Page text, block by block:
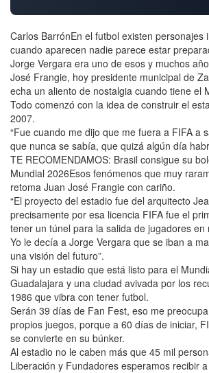
Carlos BarrónEn el futbol existen personajes
cuando aparecen nadie parece estar
Jorge Vergara era uno de esos y muchos
José Frangie, hoy presidente municipal de
echa un aliento de nostalgia cuando tiene el
Todo comenzó con la idea de construir el
2007.
“Fue cuando me dijo que me fuera a FIFA a
que nunca se sabía, que quizá algún día
TE RECOMENDAMOS: Brasil consigue su
Mundial 2026Esos fenómenos que muy
retoma Juan José Frangie con cariño.
“El proyecto del estadio fue del arquitecto
precisamente por esa licencia FIFA fue el
tener un túnel para la salida de jugadores en
Yo le decía a Jorge Vergara que se iban a
una visión del futuro”.
Si hay un estadio que está listo para el
Guadalajara y una ciudad avivada por los
1986 que vibra con tener futbol.
Serán 39 días de Fan Fest, eso me
propios juegos, porque a 60 días de iniciar,
se convierte en su búnker.
Al estadio no le caben más que 45 mil
Liberación y Fundadores esperamos recibir